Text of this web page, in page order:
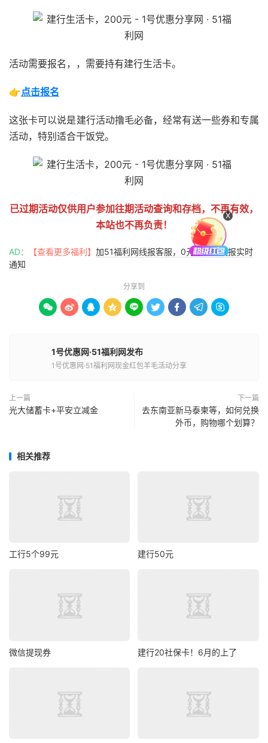
活动需要报名，，需要持有建行生活卡。
👉点击报名
这张卡可以说是建行活动撸毛必备，经常有送一些券和专属
活动，特别适合干饭党。
已过期活动仅供用户参加往期活动查询和存档，不再有效，
本站也不再负责！
AD： 【查看更多福利】 加51福利网线报客服，0元购优惠线报实时
通知
分享到
        
1号优惠网·51福利网发布
1号优惠网·51福利网现金红包羊毛活动分享
上一篇
光大储蓄卡+平安立减金
下一篇
去东南亚新马泰柬等，如何兑换
外币，购物哪个划算？
相关推荐
工行5个99元 建行50元
微信提现券 建行20社保卡！6月的上了
X